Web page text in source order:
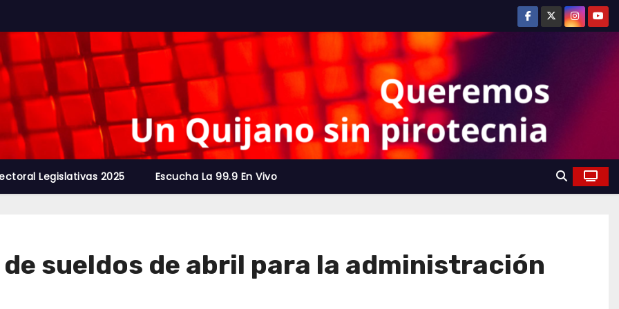
Legislativas 2025 Escucha La 99.9 En Vivo
sueldos de abril para la administración